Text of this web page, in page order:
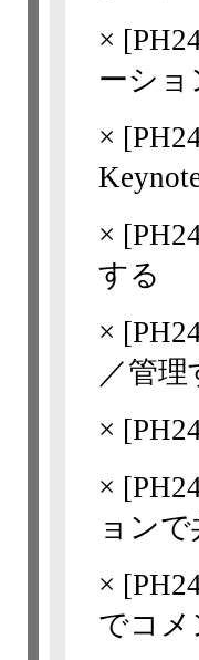
× [
ーショ
× [
× [
する
× [
／管理
× [
× [
ョン
× [
でコメ